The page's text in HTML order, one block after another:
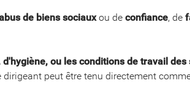
de biens sociauxou de confiance, de
ou les conditions de travail des
peut être tenu directement